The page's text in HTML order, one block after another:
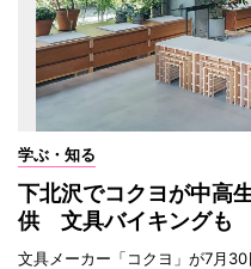
学ぶ・知る
下北沢でコクヨが中高
供 文具バイキングも
文具メーカー「コクヨ」が7月